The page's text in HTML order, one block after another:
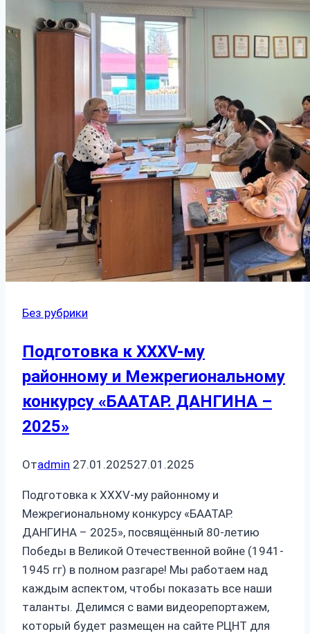
Без рубрики
Подготовка к XXXV-му
районному и Межрегиональному
конкурсу «БААТАР. ДАНГИНА –
2025»
Отadmin 27.01.202527.01.2025
Подготовка к XXXV-му районному и
Межрегиональному конкурсу «БААТАР.
ДАНГИНА – 2025», посвящённый 80-летию
Победы в Великой Отечественной войне (1941-
1945 гг) в полном разгаре! Мы работаем над
каждым аспектом, чтобы показать все наши
таланты. Делимся с вами видеорепортажем,
который будет размещен на сайте РЦНТ для